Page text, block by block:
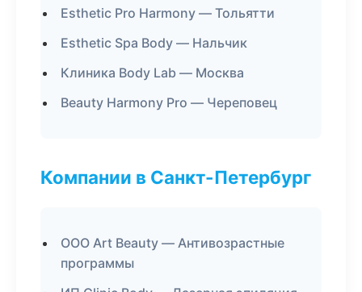
Esthetic Pro Harmony — Тольятти
Esthetic Spa Body — Нальчик
Клиника Body Lab — Москва
Beauty Harmony Pro — Череповец
Компании в Санкт-Петербург
ООО Art Beauty — Антивозрастные
программы